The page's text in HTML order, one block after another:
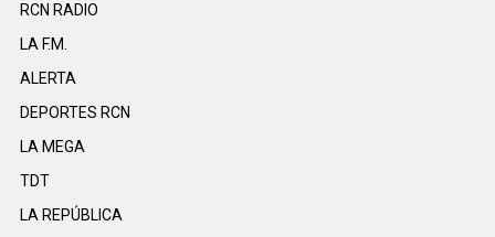
RCN RADIO
LA F.M.
ALERTA
DEPORTES RCN
LA MEGA
TDT
LA REPÚBLICA